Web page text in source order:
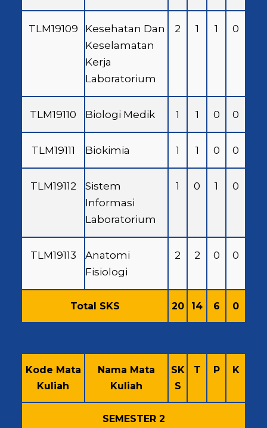
TLM19109
Kesehatan Dan
Keselamatan
Kerja
Laboratorium
2 1 1 0
TLM19110 Biologi Medik 1 1 0 0
TLM19111 Biokimia 1 1 0 0
TLM19112
Sistem
Informasi
Laboratorium
1 0 1 0
TLM19113
Anatomi
Fisiologi
2 2 0 0
Total SKS 20 14 6 0
Kode Mata
Kuliah
Nama Mata
Kuliah
SK
S
T P K
SEMESTER 2